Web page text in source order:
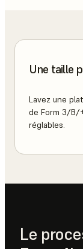
Une taille
Lavez une
de Form 3/B/
réglables.
Le